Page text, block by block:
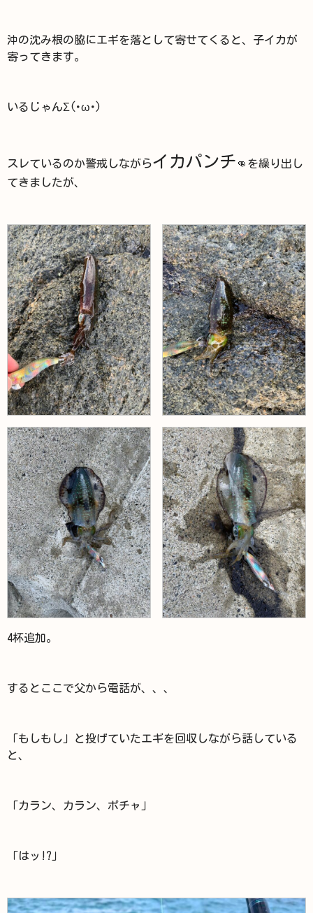
沖の沈み根の脇にエギを落として寄せてくると、子イカが
寄ってきます。
いるじゃんΣ(･ω･)
スレているのか警戒しながらイカパンチ 👊を繰り出し
てきましたが、
4杯追加。
するとここで父から電話が、、、
「もしもし」と投げていたエギを回収しながら話している
と、
「カラン、カラン、ポチャ」
「はッ!?」